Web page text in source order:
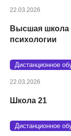
22.03.2026
Высшая школа
психологии
Дистанционное
22.03.2026
Школа 21
Дистанционное